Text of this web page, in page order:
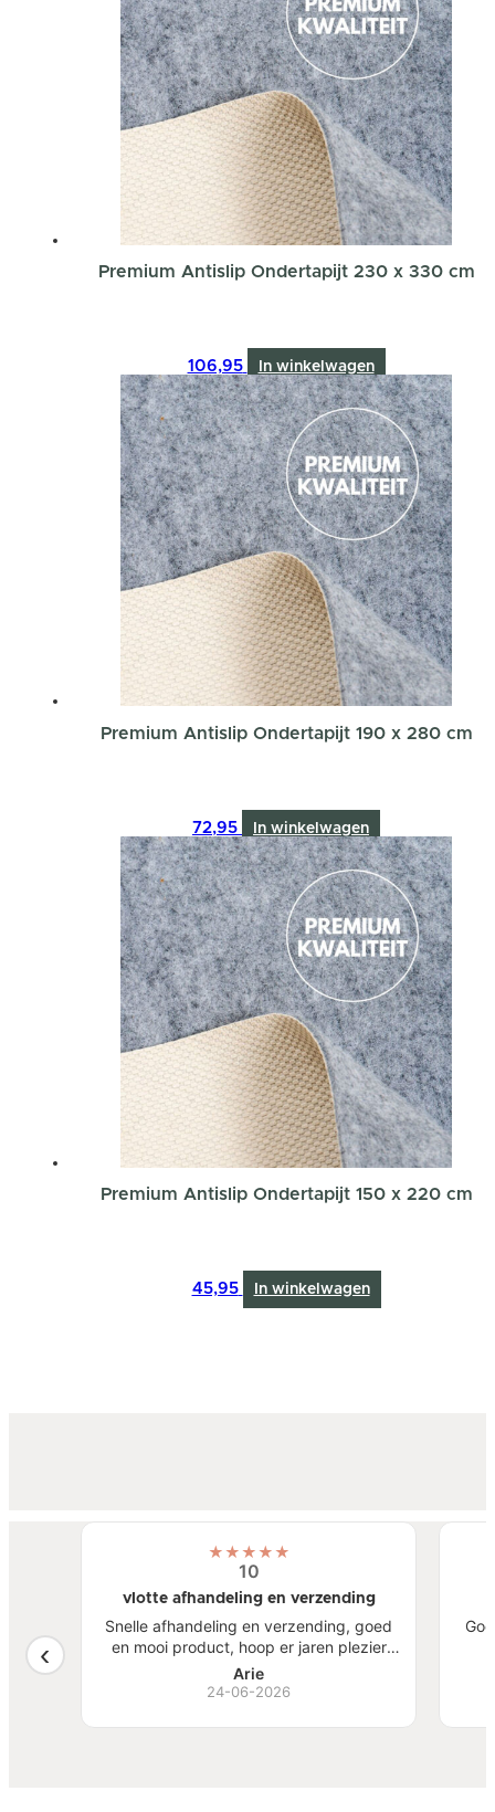
Premium Antislip Ondertapijt 230 x 330 cm
106,95 In winkelwagen
Premium Antislip Ondertapijt 190 x 280 cm
72,95 In winkelwagen
Premium Antislip Ondertapijt 150 x 220 cm
45,95 In winkelwagen
mooi
★★★★★
10
vlotte afhandeling en verzending
Snelle afhandeling en verzending, goed
en mooi product, hoop er jaren plezier
van te hebben.
Arie
24-06-2026